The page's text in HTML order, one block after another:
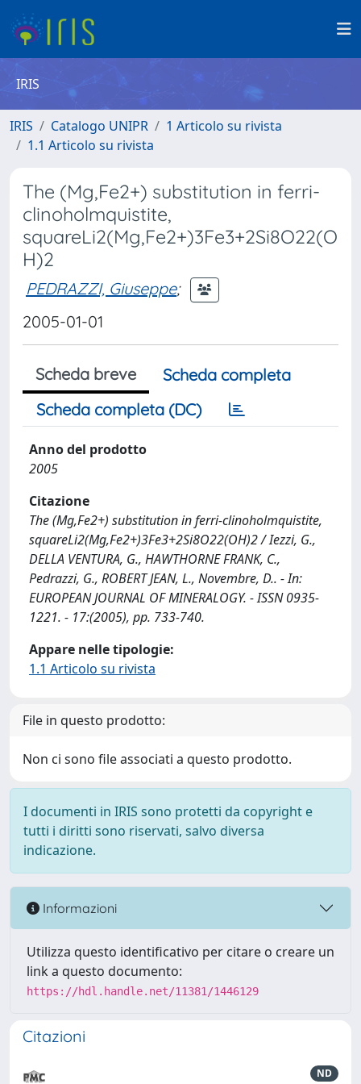
IRIS
IRIS Catalogo UNIPR
1 Articolo su rivista
1.1 Articolo su rivista
The (Mg,Fe2+) substitution in ferri-
clinoholmquistite,
squareLi2(Mg,Fe2+)3Fe3+2Si8O22(O
H)2
PEDRAZZI, Giuseppe;
2005-01-01
Scheda breve
Scheda completa
Scheda completa (DC)
Anno del prodotto
2005
Citazione
The (Mg,Fe2+) substitution in ferri-clinoholmquistite,
squareLi2(Mg,Fe2+)3Fe3+2Si8O22(OH)2 / Iezzi, G.,
DELLA VENTURA, G., HAWTHORNE FRANK, C.,
Pedrazzi, G., ROBERT JEAN, L., Novembre, D.. - In:
EUROPEAN JOURNAL OF MINERALOGY. - ISSN 0935-
1221. - 17:(2005), pp. 733-740.
Appare nelle tipologie:
1.1 Articolo su rivista
File in questo prodotto:
Non ci sono file associati a questo prodotto.
I documenti in IRIS sono protetti da copyright e
tutti i diritti sono riservati, salvo diversa
indicazione.
Informazioni
Utilizza questo identificativo per citare o creare un
link a questo documento:
https://hdl.handle.net/11381/1446129
Citazioni
ND